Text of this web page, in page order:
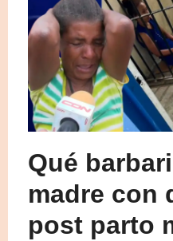
Qué
madre con
post parto